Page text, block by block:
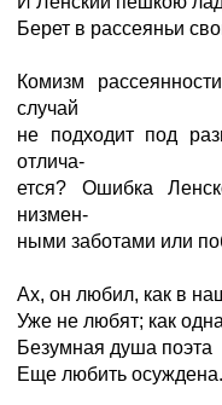
Берет в рассеяньи
Комизм
случай
не подходит под
отлича-
ется? Ошибка
низмен-
ными заботами или
Ах, он любил, как в
Уже не любят; как одна
Безумная душа поэта
Еще любить осуждена.